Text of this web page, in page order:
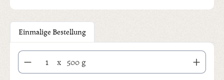
Einmalige Bestellung
Produkt Anzahl: Gib den gewünschten Wert ein oder benutze die
x 500 g